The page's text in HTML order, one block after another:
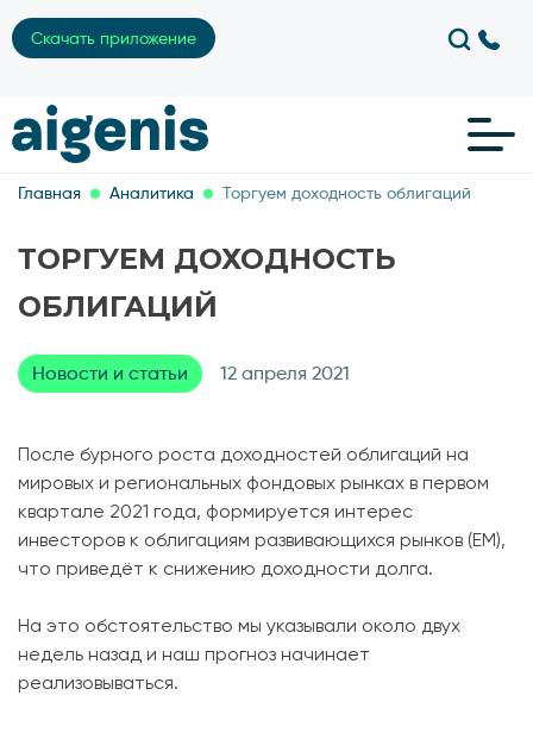
Скачать приложение
Главная Аналитика Торгуем доходность облигаций
ТОРГУЕМ ДОХОДНОСТЬ
ОБЛИГАЦИЙ
Новости и статьи 12 апреля 2021
После бурного роста доходностей облигаций на
мировых и региональных фондовых рынках в первом
квартале 2021 года, формируется интерес
инвесторов к облигациям развивающихся рынков (ЕМ),
что приведёт к снижению доходности долга.
На это обстоятельство мы указывали около двух
недель назад и наш прогноз начинает
реализовываться.